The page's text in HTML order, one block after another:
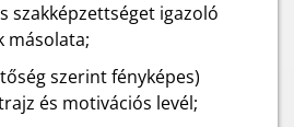
szakképzettséget igazoló
másolata;
szerint fényképes)
és motivációs levél;